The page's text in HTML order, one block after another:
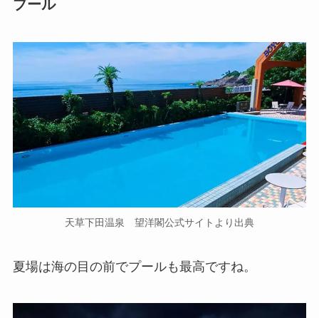
プール
天草下田温泉 望洋閣公式サイトより出典
夏場は海の目の前でプールも最高ですね。